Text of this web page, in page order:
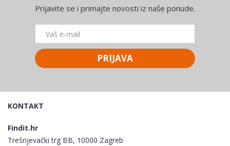
Prijavite se i primajte novosti iz naše ponude.
PRIJAVA
KONTAKT
Findit.hr
Trešnjevački trg BB, 10000 Zagreb